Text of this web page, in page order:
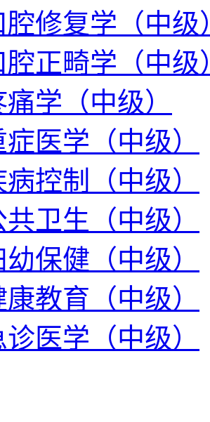
腔修复学（中级
腔正畸学（中级
学（中级）
医学（中级）
控制（中级）
卫生（中级）
保健（中级）
教育（中级）
医学（中级）